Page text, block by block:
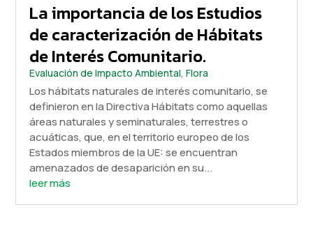
La importancia de los Estudios
de caracterización de Hábitats
de Interés Comunitario.
Evaluación de Impacto Ambiental,Flora
Los hábitats naturales de interés comunitario, se
definieron en la Directiva Hábitats como aquellas
áreas naturales y seminaturales, terrestres o
acuáticas, que, en el territorio europeo de los
Estados miembros de la UE: se encuentran
amenazados de desaparición en su...
leer más